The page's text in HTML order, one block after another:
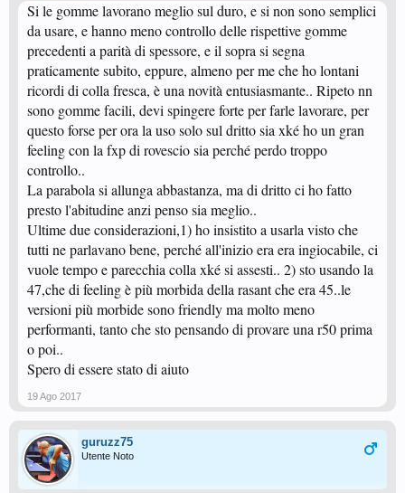
Si le gomme lavorano meglio sul duro, e si non sono semplici
da usare, e hanno meno controllo delle rispettive gomme
precedenti a parità di spessore, e il sopra si segna
praticamente subito, eppure, almeno per me che ho lontani
ricordi di colla fresca, è una novità entusiasmante.. Ripeto nn
sono gomme facili, devi spingere forte per farle lavorare, per
questo forse per ora la uso solo sul dritto sia xké ho un gran
feeling con la fxp di rovescio sia perché perdo troppo
controllo..
La parabola si allunga abbastanza, ma di dritto ci ho fatto
presto l'abitudine anzi penso sia meglio..
Ultime due considerazioni,1) ho insistito a usarla visto che
tutti ne parlavano bene, perché all'inizio era era ingiocabile, ci
vuole tempo e parecchia colla xké si assesti.. 2) sto usando la
47,che di feeling è più morbida della rasant che era 45..le
versioni più morbide sono friendly ma molto meno
performanti, tanto che sto pensando di provare una r50 prima
o poi..
Spero di essere stato di aiuto
19 Ago 2017
guruzz75
Utente Noto